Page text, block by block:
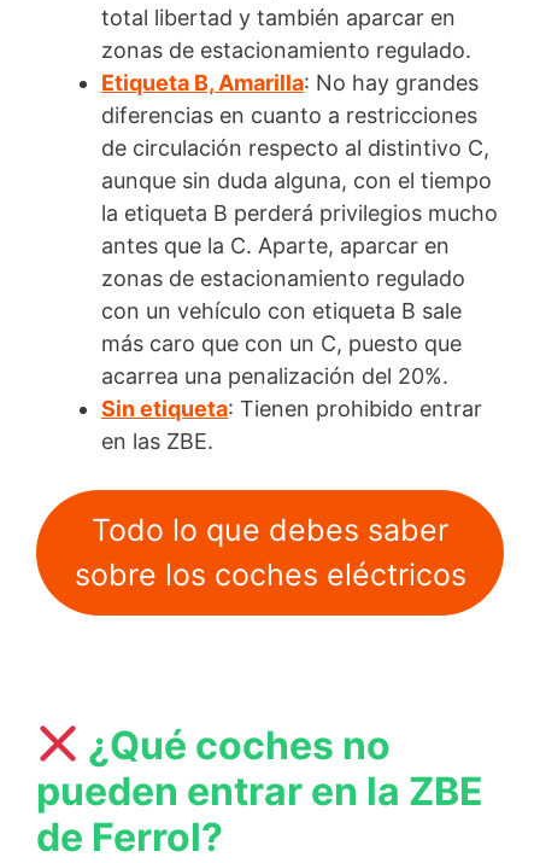
total libertad y también aparcar en
zonas de estacionamiento regulado.
Etiqueta B, Amarilla: No hay grandes
diferencias en cuanto a restricciones
de circulación respecto al distintivo C,
aunque sin duda alguna, con el tiempo
la etiqueta B perderá privilegios mucho
antes que la C. Aparte, aparcar en
zonas de estacionamiento regulado
con un vehículo con etiqueta B sale
más caro que con un C, puesto que
acarrea una penalización del 20%.
Sin etiqueta: Tienen prohibido entrar
en las ZBE.
Todo lo que debes saber
sobre los coches eléctricos
¿Qué coches no
pueden entrar en la ZBE
de Ferrol?